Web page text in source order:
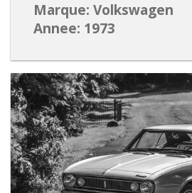
Marque: Volkswagen
Annee: 1973